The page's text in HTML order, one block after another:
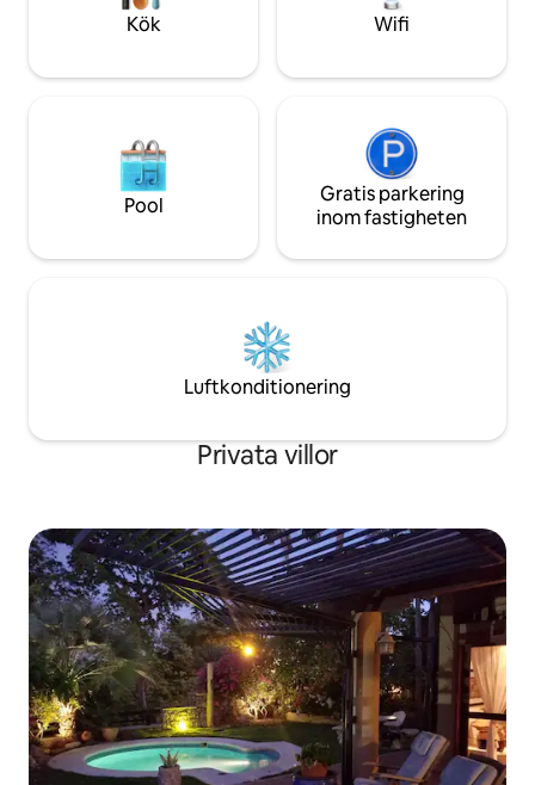
Kök Wifi
Pool
Gratis parkering
inom fastigheten
Luftkonditionering
Privata villor